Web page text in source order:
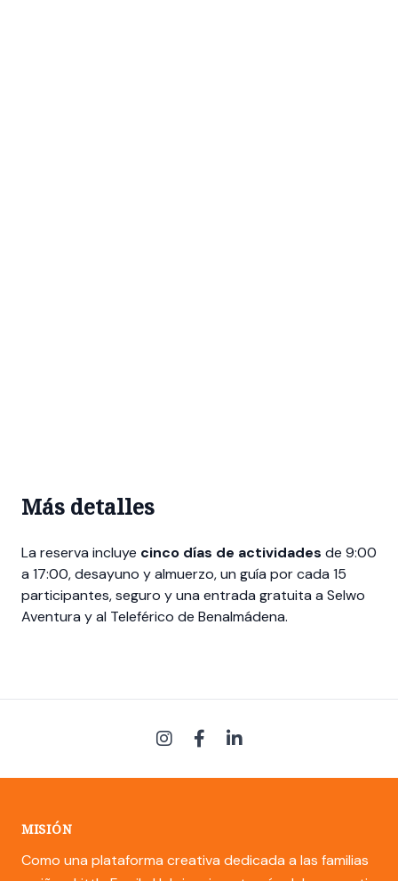
Más detalles
La reserva incluye cinco días de actividades de 9:00
a 17:00, desayuno y almuerzo, un guía por cada 15
participantes, seguro y una entrada gratuita a Selwo
Aventura y al Teleférico de Benalmádena.
MISIÓN
Como una plataforma creativa dedicada a las familias